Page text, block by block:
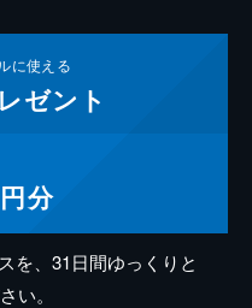
に使える
ゼント
円分
を、31日間ゆっくりと
い。